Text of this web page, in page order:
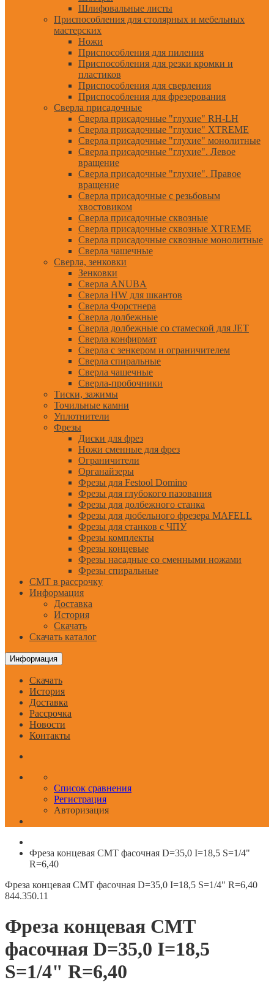
Шлифовальные листы
Приспособления для столярных и мебельных
мастерских
Ножи
Приспособления для пиления
Приспособления для резки кромки и
пластиков
Приспособления для сверления
Приспособления для фрезерования
Сверла присадочные
Сверла присадочные "глухие" RH-LH
Сверла присадочные "глухие" XTREME
Сверла присадочные "глухие" монолитные
Сверла присадочные "глухие". Левое
вращение
Сверла присадочные "глухие". Правое
вращение
Сверла присадочные с резьбовым
хвостовиком
Сверла присадочные сквозные
Сверла присадочные сквозные XTREME
Сверла присадочные сквозные монолитные
Сверла чашечные
Сверла, зенковки
Зенковки
Сверла ANUBA
Сверла HW для шкантов
Сверла Форстнера
Сверла долбежные
Сверла долбежные со стамеской для JET
Сверла конфирмат
Сверла с зенкером и ограничителем
Сверла спиральные
Сверла чашечные
Сверла-пробочники
Тиски, зажимы
Точильные камни
Уплотнители
Фрезы
Диски для фрез
Ножи сменные для фрез
Ограничители
Органайзеры
Фрезы для Festool Domino
Фрезы для глубокого пазования
Фрезы для долбежного станка
Фрезы для дюбельного фрезера MAFELL
Фрезы для станков с ЧПУ
Фрезы комплекты
Фрезы концевые
Фрезы насадные со сменными ножами
Фрезы спиральные
CMT в рассрочку
Информация
Доставка
История
Скачать
Скачать каталог
Информация
Скачать
История
Доставка
Рассрочка
Новости
Контакты
Список сравнения
Регистрация
Авторизация
Фреза концевая CMT фасочная D=35,0 I=18,5 S=1/4"
R=6,40
Фреза концевая CMT фасочная D=35,0 I=18,5 S=1/4" R=6,40
844.350.11
Фреза концевая CMT
фасочная D=35,0 I=18,5
S=1/4" R=6,40